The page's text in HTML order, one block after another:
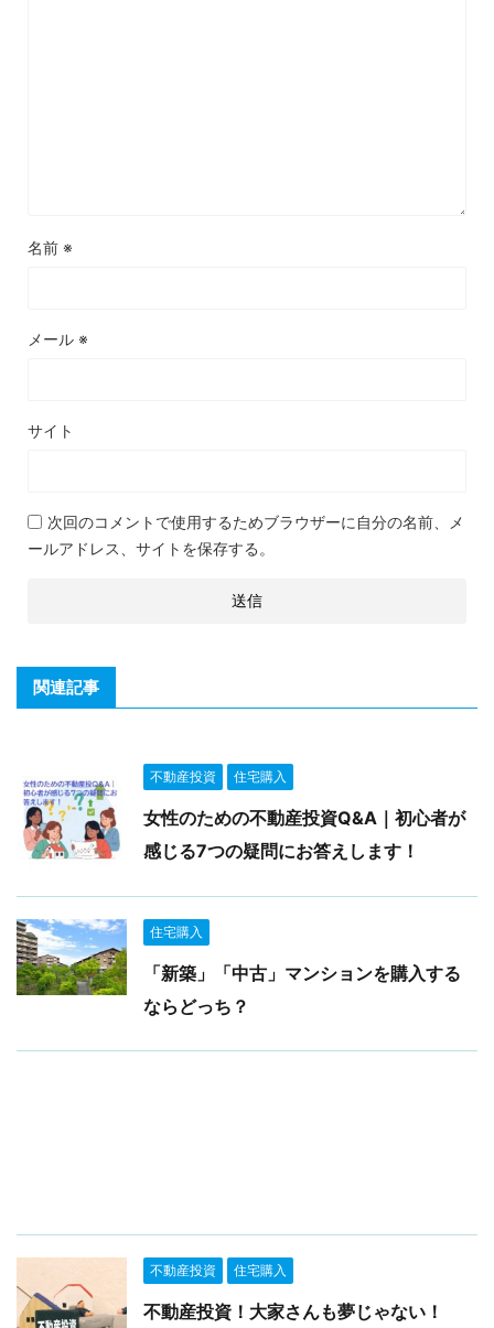
名前 ※
メール ※
サイト
次回のコメントで使用するためブラウザーに自分の名前、メ
ールアドレス、サイトを保存する。
関連記事
不動産投資 住宅購入
女性のための不動産投資Q&A｜初心者が
感じる7つの疑問にお答えします！
住宅購入
「新築」「中古」マンションを購入する
ならどっち？
不動産投資 住宅購入
不動産投資！大家さんも夢じゃない！